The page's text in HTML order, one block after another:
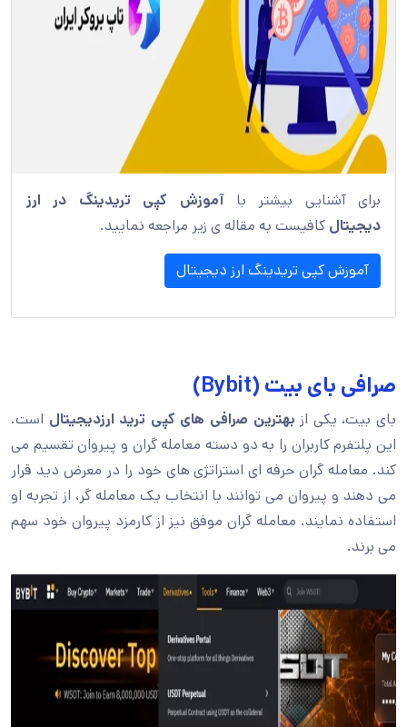
برای آشنایی بیشتر باآموزش کپی تریدینگ در ارز
دیجیتال کافیست به مقاله ی زیر مراجعه نمایید.
آموزش کپی تریدینگ ارز دیجیتال
صرافی بای بیت (Bybit)
بای بیت، یکی از بهترین صرافی های کپی ترید ارزدیجیتال است.
این پلتفرم کاربران را به دو دسته معامله گران و پیروان تقسیم می
کند. معامله گران حرفه ای استراتژی های خود را در معرض دید قرار
می دهند و پیروان می توانند با انتخاب یک معامله گر، از تجربه او
استفاده نمایند. معامله گران موفق نیز از کارمزد پیروان خود سهم
می برند.